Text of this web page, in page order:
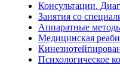
Консультации.
Занятия со
Аппаратные
Медицинская
Психологическое